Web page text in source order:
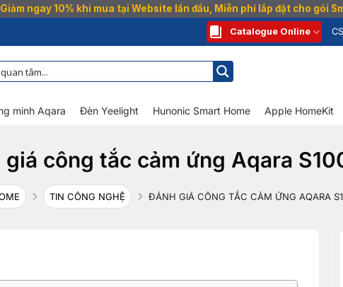
ngay 10% khi mua tại Website lần đầu, Miễn phí lắp đặt cho gói
Catalogue Online
minh Aqara Đèn Yeelight Hunonic Smart Home Apple HomeKit
công tắc cảm ứng Aqara
TIN CÔNG NGHỆ ĐÁNH GIÁ CÔNG TẮC CẢM ỨNG AQARA